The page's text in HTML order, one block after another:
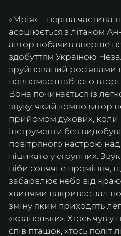
«Мрія» – перша частина
асоціюється з літаком
автор побачив вперше
здобуттям Україною
зруйнований росіянами
повномасштабного
Вона починається із
звуку, який композитор
прийомом духових,
інструменти без
повітряного настрою
піцикато у струнних.
ніби сонячне проміння,
забарвлює небо від
хвилями накриває зал
зміну яким приходять
«крапельки». Хтось чув у
спів пташок, хтось політ